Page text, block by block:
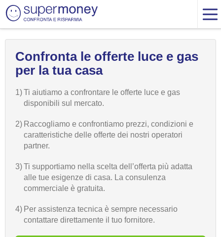
Confronta le offerte luce e gas
per la tua casa
1)Ti aiutiamo a confrontare le offerte luce e gas
disponibili sul mercato.
2) Raccogliamo e confrontiamo prezzi, condizioni e
caratteristiche delle offerte dei nostri operatori
partner.
3)Ti supportiamo nella scelta dell’offerta più adatta
alle tue esigenze di casa. La consulenza
commerciale è gratuita.
4) Per assistenza tecnica è sempre necessario
contattare direttamente il tuo fornitore.